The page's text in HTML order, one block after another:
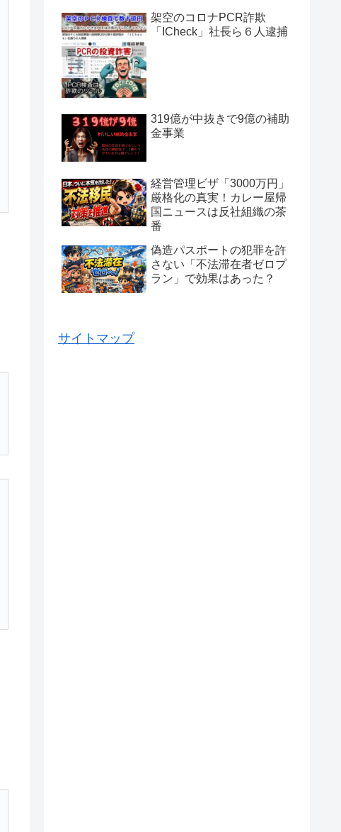
架空のコロナPCR詐欺
「ICheck」社長ら６人逮捕
319億が中抜きで9億の補助
金事業
経営管理ビザ「3000万円」
厳格化の真実！カレー屋帰
国ニュースは反社組織の茶
番
偽造パスポートの犯罪を許
さない「不法滞在者ゼロプ
ラン」で効果はあった？
サイトマップ